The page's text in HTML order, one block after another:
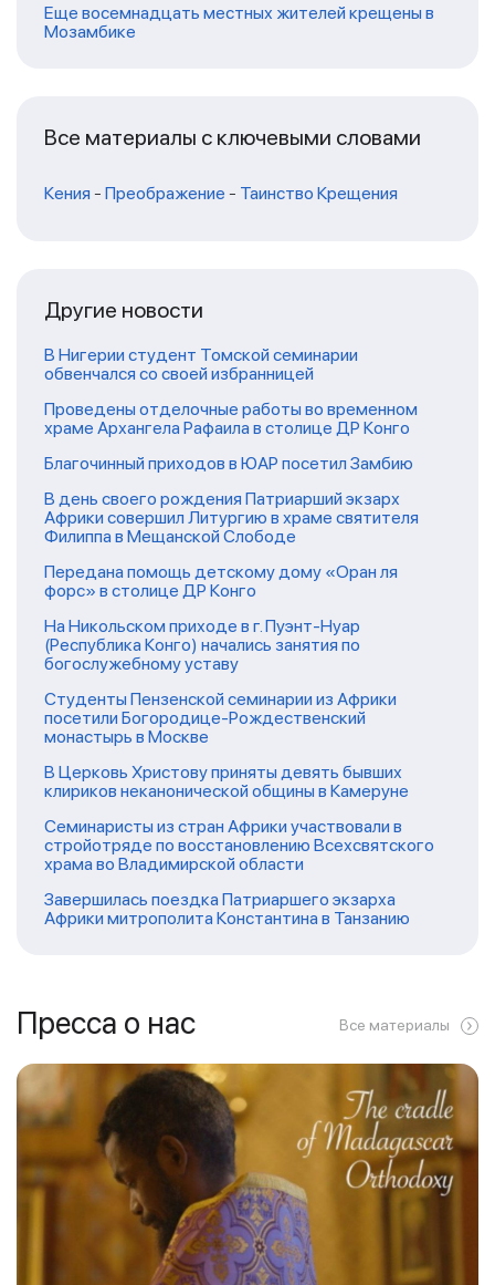
Еще восемнадцать местных жителей крещены в
Мозамбике
Все материалы с ключевыми словами
Кения - Преображение - Таинство Крещения
Другие новости
В Нигерии студент Томской семинарии
обвенчался со своей избранницей
Проведены отделочные работы во временном
храме Архангела Рафаила в столице ДР Конго
Благочинный приходов в ЮАР посетил Замбию
В день своего рождения Патриарший экзарх
Африки совершил Литургию в храме святителя
Филиппа в Мещанской Слободе
Передана помощь детскому дому «Оран ля
форс» в столице ДР Конго
На Никольском приходе в г. Пуэнт-Нуар
(Республика Конго) начались занятия по
богослужебному уставу
Студенты Пензенской семинарии из Африки
посетили Богородице-Рождественский
монастырь в Москве
В Церковь Христову приняты девять бывших
клириков неканонической общины в Камеруне
Семинаристы из стран Африки участвовали в
стройотряде по восстановлению Всехсвятского
храма во Владимирской области
Завершилась поездка Патриаршего экзарха
Африки митрополита Константина в Танзанию
Пресса о нас Все материалы